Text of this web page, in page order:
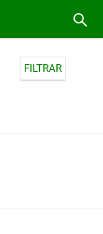
FILTRAR